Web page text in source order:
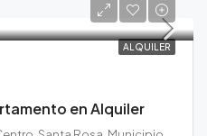
ALQUILER
en Alquiler